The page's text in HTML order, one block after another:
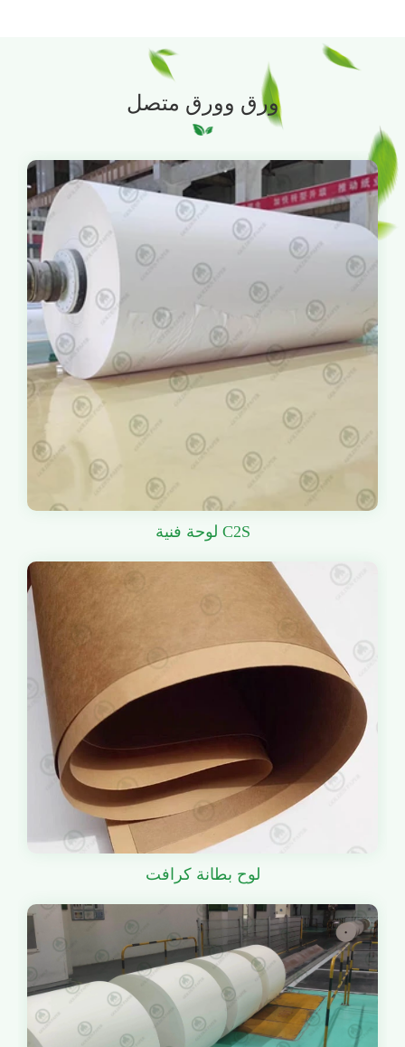
ورق وورق متصل
لوحة فنية C2S
لوح بطانة كرافت